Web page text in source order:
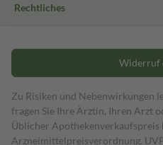
Rechtliches
Widerruf
Zu Risiken und Nebenwirkungen
fragen Sie Ihre Ärztin, Ihren Arzt
Üblicher Apothekenverkaufspreis
Arzneimittelpreisverordnung.